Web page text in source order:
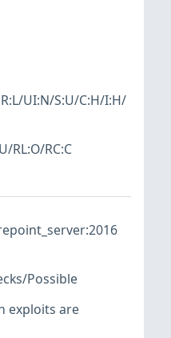
UI:N/S:U/C:H/I:H/
RL:O/RC:C
Possible
exploits are